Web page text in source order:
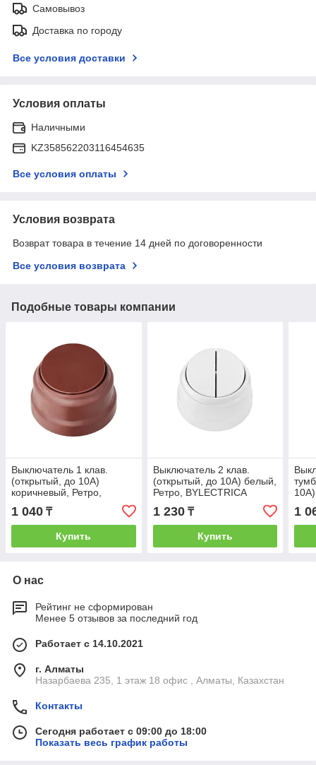
Самовывоз
Доставка по городу
Все условия доставки
Условия оплаты
Наличными
KZ358562203116454635
Все условия оплаты
Условия возврата
Возврат товара в течение 14 дней по договоренности
Все условия возврата
Подобные товары компании
Выключатель 1 клав.
(открытый, до 10А)
коричневый, Ретро,
BYLECTRICA
1 040 ₸
Купить
Выключатель 2 клав.
(открытый, до 10А) белый,
Ретро, BYLECTRICA
1 230₸
Купить
1
О нас
Рейтинг не сформирован
Менее 5 отзывов за последний год
Работает с 14.10.2021
г. Алматы
Назарбаева 235, 1 этаж 18 офис , Алматы, Казахстан
Контакты
Сегодня работает с 09:00 до 18:00
Показать весь график работы